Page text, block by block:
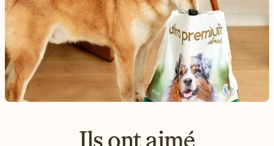
Ils ont aimé